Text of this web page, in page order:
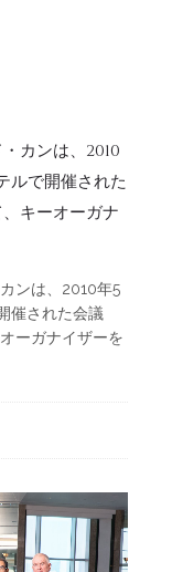
カンは、2010
ルで開催された
キーオーガナ
ンは、2010年5
催された会議
ーガナイザーを